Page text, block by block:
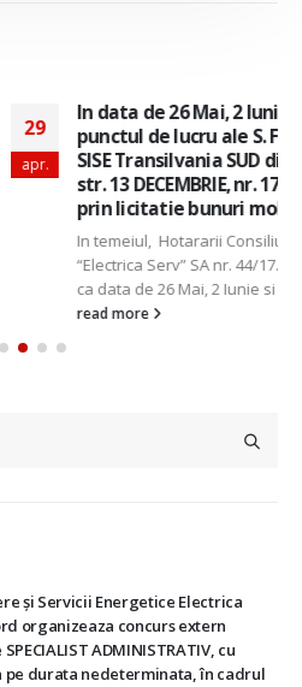
Iunie si 9 Iunie 2026, la
S. FISE “Electrica Serv” SA-
din localitatea BRASOV ,
nr. 17A ora 10:30 se vor vinde
mobile
de Administratie al S. FISE
44/17.12.2025, va facem cunoscut
şi Servicii Energetice Electrica
organizeaza concurs extern
ADMINISTRATIV, cu
durata nedeterminata, în cadrul